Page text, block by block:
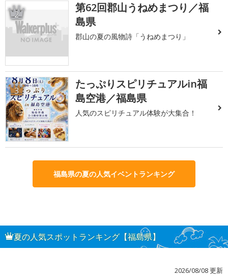
2
第62回郡山うねめまつり／福
島県
郡山の夏の風物詩「うねめまつり」
3
たっぷりスピリチュアルin福
島空港／福島県
人気のスピリチュアル体験が大集合！
福島県の夏の人気イベントランキング
夏の人気スポットランキング【福島県】
2026/08/08 更新